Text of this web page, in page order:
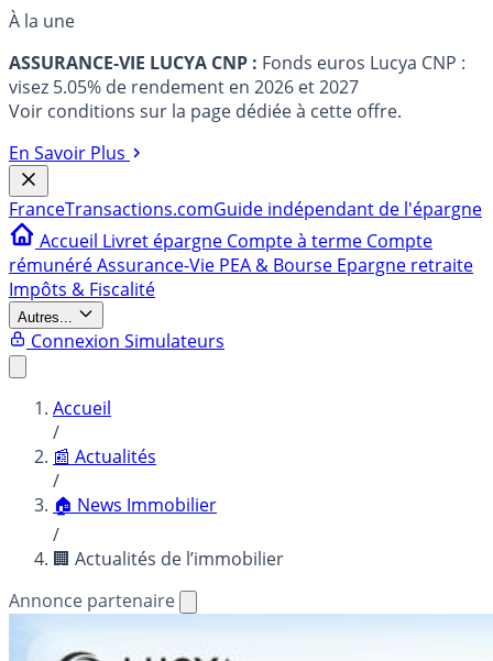
À la une
ASSURANCE-VIE LUCYA CNP : Fonds euros Lucya CNP :
visez 5.05% de rendement en 2026 et 2027
Voir conditions sur la page dédiée à cette offre.
En Savoir Plus
FranceTransactions.comGuide indépendant de l'épargne
Accueil Livret épargne Compte à terme Compte
rémunéréAssurance-Vie PEA & Bourse Epargne retraite
Impôts & Fiscalité
Autres...
Connexion Simulateurs
Accueil
/
📰 Actualités
/
🏠 News Immobilier
/
🏢 Actualités de l’immobilier
Annonce partenaire